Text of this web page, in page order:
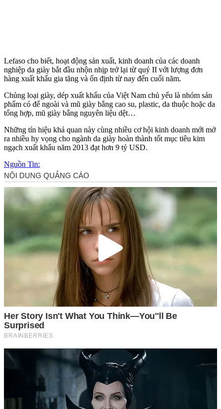
Lefaso cho biết, hoạt động sản xuất, kinh doanh của các doanh
nghiệp da giày bắt đầu nhộn nhịp trở lại từ quý II với lượng đơn
hàng xuất khẩu gia tăng và ổn định từ nay đến cuối năm.
Chủng loại giày, dép xuất khẩu của Việt Nam chủ yếu là nhóm sản
phẩm có đế ngoài và mũ giày bằng cao su, plastic, da thuộc hoặc da
tổng hợp, mũ giày bằng nguyên liệu dệt…
Những tín hiệu khả quan này cùng nhiều cơ hội kinh doanh mới mở
ra nhiều hy vọng cho ngành da giày hoàn thành tốt mục tiêu kim
ngạch xuất khẩu năm 2013 đạt hơn 9 tỷ USD.
Nguồn Tin: